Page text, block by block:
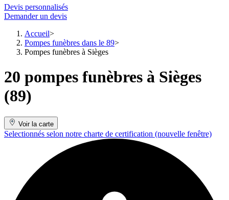
Devis personnalisés
Demander un devis
Accueil
Pompes funèbres dans le 89
Pompes funèbres à Sièges
20 pompes funèbres à Sièges
(89)
Voir la carte
Selectionnés selon notre charte de certification (nouvelle fenêtre)